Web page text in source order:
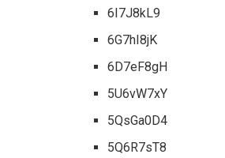
6I7J8kL9
6G7hI8jK
6D7eF8gH
5U6vW7xY
5QsGa0D4
5Q6R7sT8